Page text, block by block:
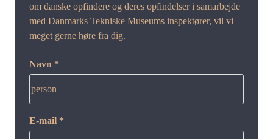
om danske opfindere og deres opfindelser i samarbejde
med Danmarks Tekniske Museums inspektører, vil vi
meget gerne høre fra dig.
Navn *
person
E-mail *